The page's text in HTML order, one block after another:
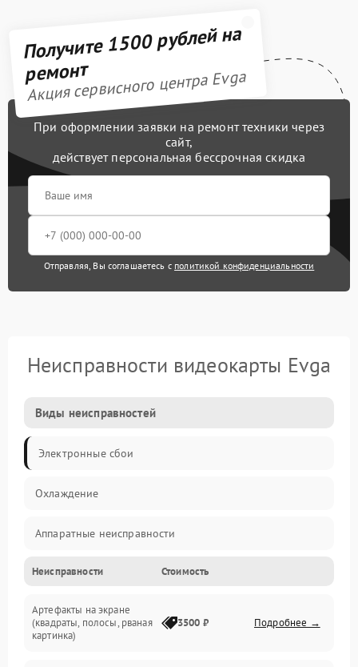
Получите 1500 рублей на
ремонт
Акция сервисного центра Evga
При оформлении заявки на ремонт техники через
сайт,
действует персональная бессрочная скидка
Отправляя, Вы соглашаетесь с политикой конфиденциальности
Неисправности видеокарты Evga
Виды неисправностей
Электронные сбои
Охлаждение
Аппаратные неисправности
Перегрев и термопроблемы
Видео
Неисправности Стоимость
Артефакты на экране
(квадраты, полосы, рваная
картинка)
3500 ₽ Подробнее →